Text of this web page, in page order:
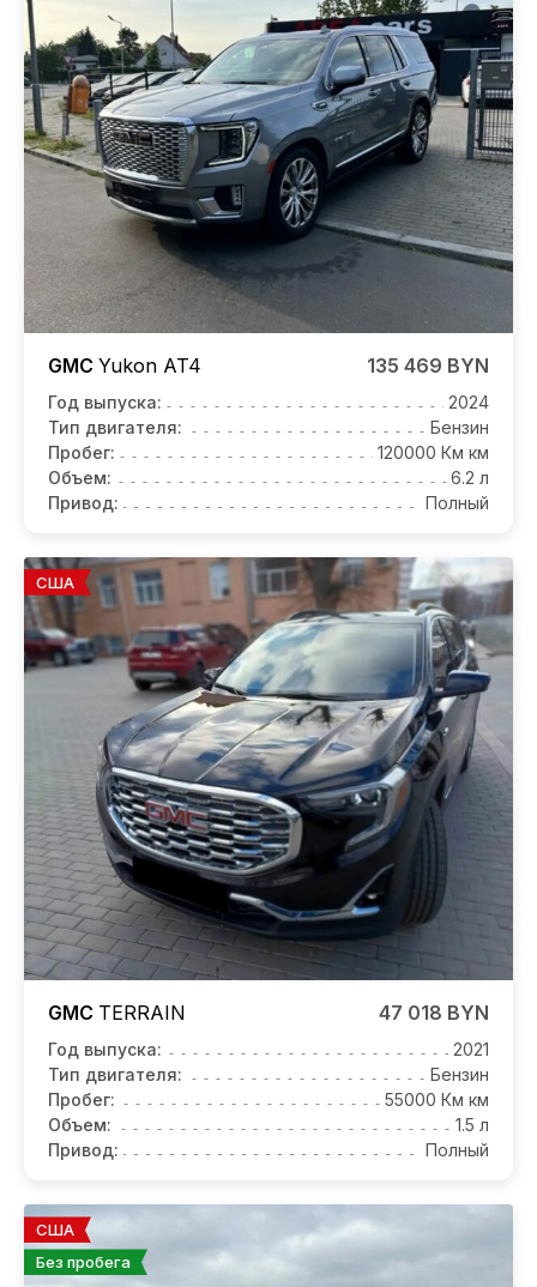
GMC Yukon AT4 135 469 BYN
Год выпуска:
2024
Тип двигателя:
Бензин
Пробег:
120000 Км км
Объем:
6.2 л
Привод:
Полный
США
GMC TERRAIN 47 018 BYN
Год выпуска:
2021
Тип двигателя:
Бензин
Пробег:
55000 Км км
Объем:
1.5 л
Привод:
Полный
США
Без пробега